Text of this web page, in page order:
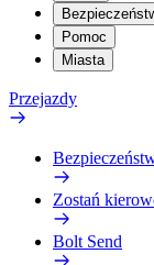
Pomoc
Miasta
Przejazdy
Zostań
Bolt Send